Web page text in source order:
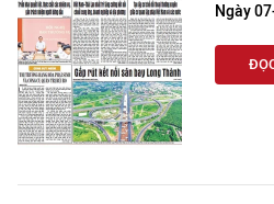
Ngày